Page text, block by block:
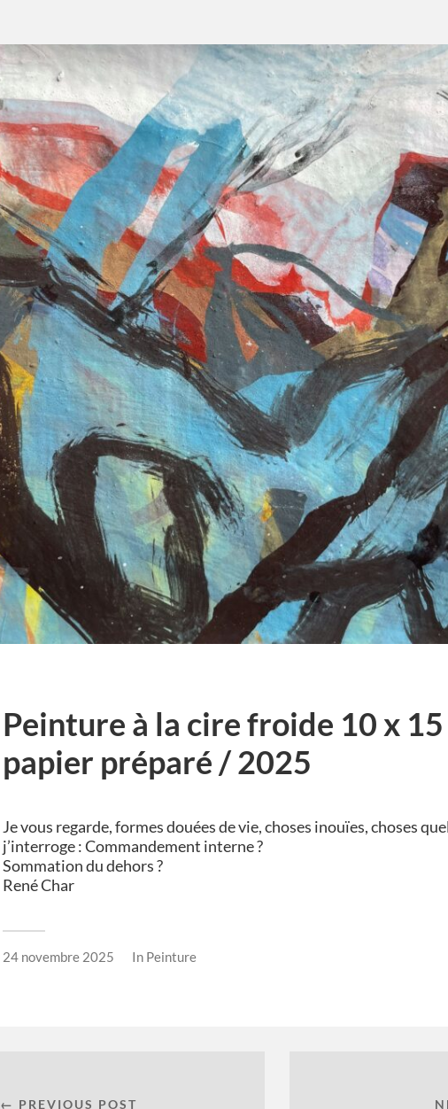
Peinture à la cire froide 10 x
papier préparé / 2025
Je vous regarde, formes douées de vie, choses inouïes, choses
j’interroge : Commandement interne ?
Sommation du dehors ?
René Char
24 novembre 2025 In Peinture
← PREVIOUS POST